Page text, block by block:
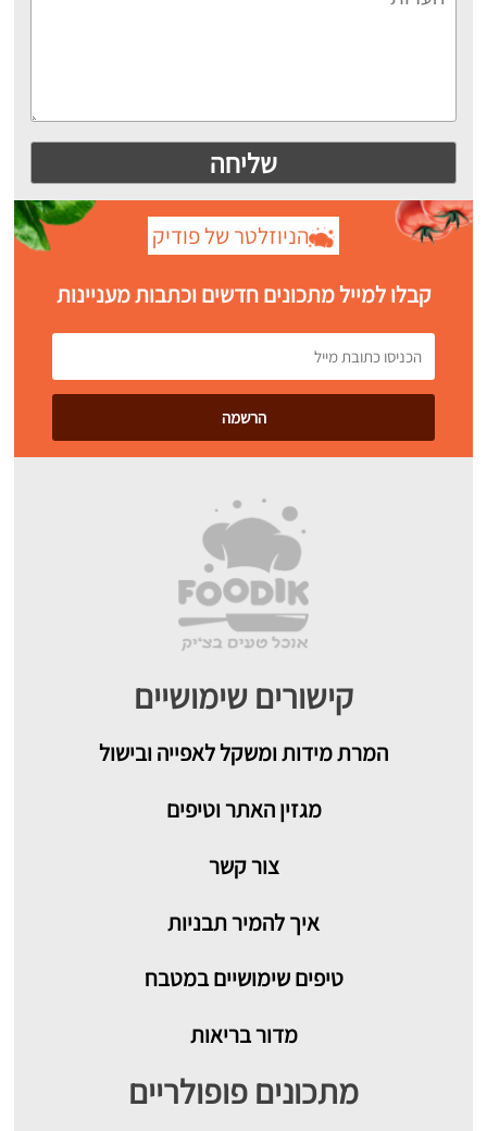
הניוזלטר של פודיק
קבלו למייל מתכונים חדשים וכתבות מעניינות
קישורים שימושיים
המרת מידות ומשקל לאפייה ובישול
מגזין האתר וטיפים
צור קשר
איך להמיר תבניות
טיפים שימושיים במטבח
מדור בריאות
מתכונים פופולריים